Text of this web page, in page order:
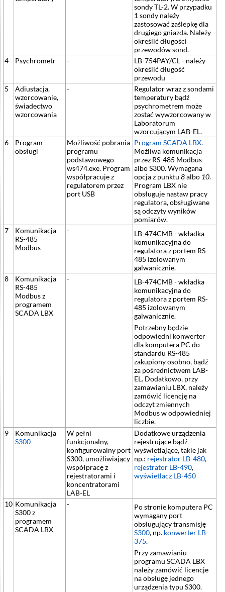
sondy TL-2. W przypadku
1 sondy należy
zastosować zaślepkę dla
drugiego gniazda. Należy
określić długości
przewodów sond.
4
Psychrometr -
LB-754PAY/CL - należy
określić długość
przewodu
5
Adiustacja,
wzorcowanie,
świadectwo
wzorcowania
-
Regulator wraz z sondami
temperatury bądź
psychrometrem może
zostać wywzorcowany w
Laboratorum
wzorcującym LAB-EL.
6
Program
obsługi
Możliwość pobrania
programu
podstawowego
ws474.exe. Program
współpracuje z
regulatorem przez
port USB
Program SCADA LBX.
Możliwa komunikacja
przez RS-485 Modbus
albo S300. Wymagana
opcja z punktu 8albo 10.
Program LBX nie
obsługuje nastaw pracy
regulatora, obsługiwane
są odczyty wyników
pomiarów.
7
Komunikacja
RS-485
Modbus
-
LB-474CMB - wkładka
komunikacyjna do
regulatora z portem RS-
485 izolowanym
galwanicznie.
8
Komunikacja
RS-485
Modbus z
programem
SCADA LBX
-
LB-474CMB - wkładka
komunikacyjna do
regulatora z portem RS-
485 izolowanym
galwanicznie.
Potrzebny będzie
odpowiedni konwerter
dla komputera PC do
standardu RS-485
zakupiony osobno, bądź
za pośrednictwem LAB-
EL. Dodatkowo, przy
zamawianiu LBX, należy
zamówić licencję na
odczyt zmiennych
Modbus w odpowiedniej
liczbie.
9
Komunikacja
S300
W pełni
funkcjonalny,
konfigurowalny port
S300, umożliwiający
współpracę z
rejestratorami i
koncentratorami
LAB-EL
Dodatkowe urządzenia
rejestrujące bądź
wyświetlające, takie jak
np.: rejestrator LB-480,
rejestrator LB-490,
wyświetlacz LB-450
10 Komunikacja
S300 z
programem
SCADA LBX
-
Po stronie komputera PC
wymagany port
obsługujący transmisję
S300, np. konwerter LB-
375.
Przy zamawianiu
programu SCADA LBX
należy zamówić licencje
na obsługę jednego
urządzenia typu S300.